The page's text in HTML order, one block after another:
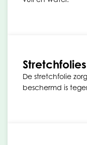
Stretchfolies
De stretchfolie
beschermd is